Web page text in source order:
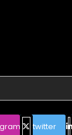
twitter